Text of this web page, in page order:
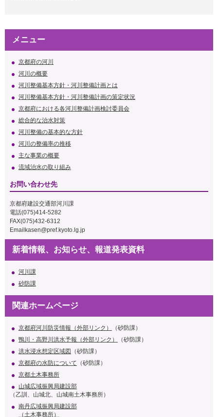
メニュー
京都府の河川
河川の概要
河川整備基本方針・河川整備計画とは
河川整備基本方針・河川整備計画の策定状況
京都府における各河川整備計画検討委員会
総合的な治水対策
河川整備の基本的な方針
河川の整備率の推移
主な事業の概要
流域治水の取り組み
お問い合わせ先
京都府建設交通部河川課
電話(075)414-5282
FAX(075)432-6312
Email kasen@pref.kyoto.lg.jp
新着情報、お知らせ、報道発表資料
河川課
砂防課
関連ホームページ
京都府河川防災情報（外部リンク）
（砂防課）
鴨川・高野川洪水予報（外部リンク）
（砂防課）
洪水浸水想定区域図
（砂防課）
京都府の水防について （砂防課）
京都土木事務所
山城広域振興局建設部
（乙訓、山城北、山城南土木事務所）
南丹広域振興局建設部
（土木事務所）